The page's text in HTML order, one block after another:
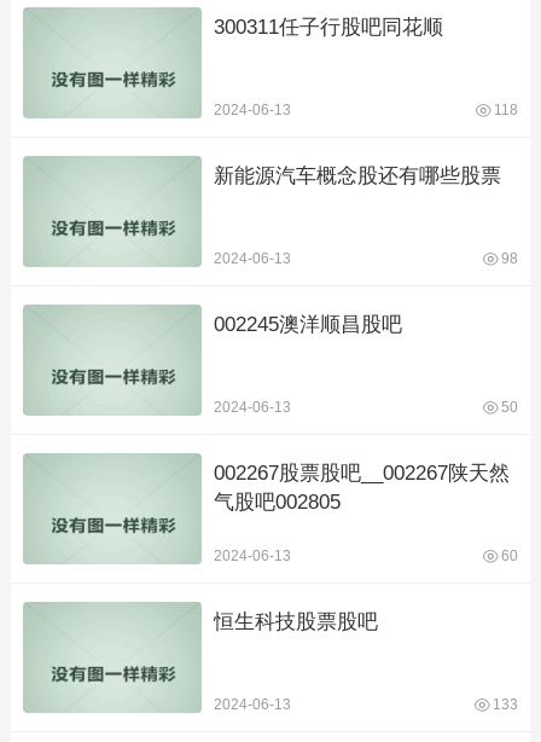
300311任子行股吧同花顺
2024-06-13 118
新能源汽车概念股还有哪些股票
2024-06-13 98
002245澳洋顺昌股吧
2024-06-13 50
002267股票股吧__002267陕天然
气股吧002805
2024-06-13 60
恒生科技股票股吧
2024-06-13 133